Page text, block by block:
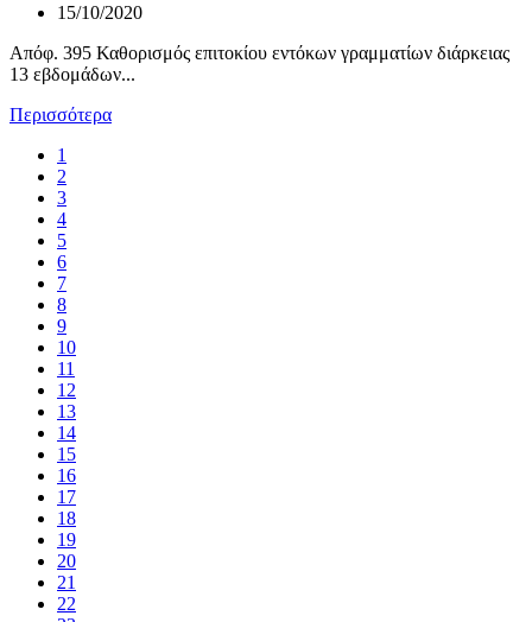
15/10/2020
Απόφ. 395 Καθορισμός επιτοκίου εντόκων γραμματίων διάρκειας
13 εβδομάδων...
Περισσότερα
1
2
3
4
5
6
7
8
9
10
11
12
13
14
15
16
17
18
19
20
21
22